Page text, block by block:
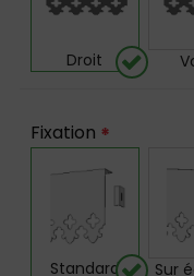
Droit
Fixation *
Standard Sur